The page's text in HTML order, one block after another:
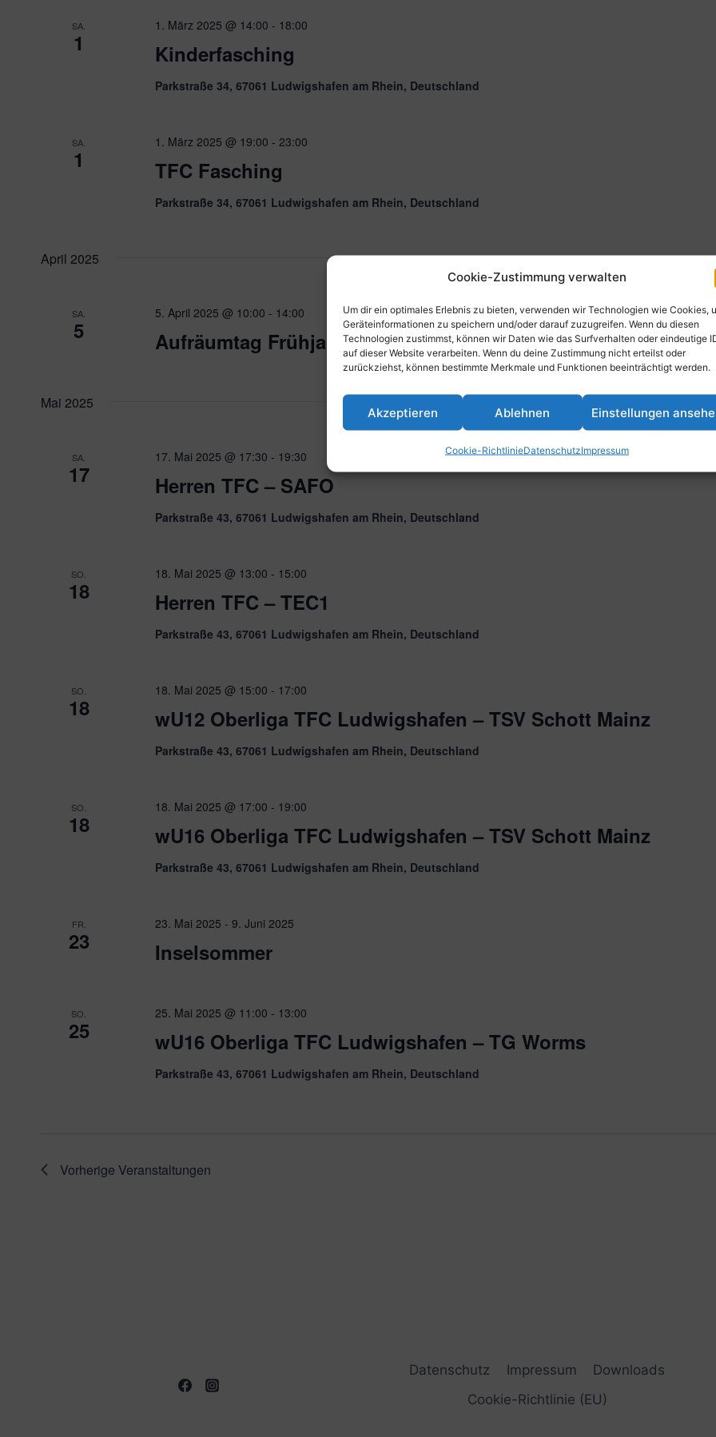
Cookie-Zustimmung verwalten
Um dir ein optimales Erlebnis zu bieten, verwenden wir Technologien wie Cookies,
Geräteinformationen zu speichern und/oder darauf zuzugreifen. Wenn du diesen
Technologien zustimmst, können wir Daten wie das Surfverhalten oder eindeutige
auf dieser Website verarbeiten. Wenn du deine Zustimmung nicht erteilst oder
zurückziehst, können bestimmte Merkmale und Funktionen beeinträchtigt werden.
Akzeptieren Ablehnen Einstellungen
Cookie-RichtlinieDatenschutzImpressum
SA.
1 Kinderfasching
1. März 2025 @ 14:00 - 18:00
Parkstraße 34, 67061 Ludwigshafen am Rhein, Deutschland
SA.
1 TFC Fasching
1. März 2025 @ 19:00 -23:00
Parkstraße 34, 67061 Ludwigshafen am Rhein, Deutschland
April 2025
SA.
5 Aufräumtag Frühjar
5. April 2025 @ 10:00 - 14:00
Mai 2025
SA.
17 Herren TFC – SAFO
17. Mai 2025 @ 17:30 - 19:30
Parkstraße 43, 67061 Ludwigshafen am Rhein, Deutschland
SO.
18 Herren TFC – TEC1
18. Mai 2025 @ 13:00 - 15:00
Parkstraße 43, 67061 Ludwigshafen am Rhein, Deutschland
SO.
18 wU12 Oberliga TFC Ludwigshafen – TSV Schott Mainz
18. Mai 2025 @ 15:00 - 17:00
Parkstraße 43, 67061 Ludwigshafen am Rhein, Deutschland
SO.
18 wU16 Oberliga TFC Ludwigshafen – TSV Schott Mainz
18. Mai 2025 @ 17:00 - 19:00
Parkstraße 43, 67061 Ludwigshafen am Rhein, Deutschland
FR.
23 Inselsommer
23. Mai 2025 -9. Juni 2025
SO.
25 wU16 Oberliga TFC Ludwigshafen – TG Worms
25. Mai 2025 @ 11:00 - 13:00
Parkstraße 43, 67061 Ludwigshafen am Rhein, Deutschland
Vorherige Veranstaltungen
Datenschutz Impressum
Downloads
Cookie-Richtlinie (EU)